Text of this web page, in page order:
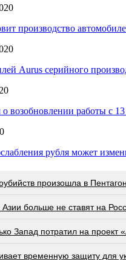
производство
Aurus серийного
возобновлении работы с 13
рубля может
произошла в
больше не ставят на
Запад потратил на проект
временную защиту для